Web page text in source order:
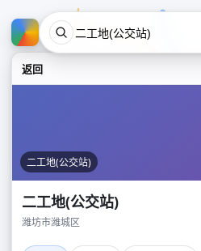
返回
二工地(公交站)
二工地(公交站)
潍坊市潍城区